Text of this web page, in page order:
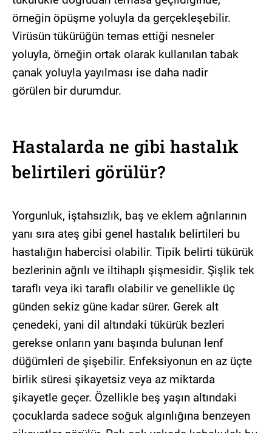
örneğin öpüşme yoluyla da gerçekleşebilir.
Virüsün tükürüğün temas ettiği nesneler
yoluyla, örneğin ortak olarak kullanılan tabak
çanak yoluyla yayılması ise daha nadir
görülen bir durumdur.
Hastalarda ne gibi hastalık
belirtileri görülür?
Yorgunluk, iştahsızlık, baş ve eklem ağrılarının
yanı sıra ateş gibi genel hastalık belirtileri bu
hastalığın habercisi olabilir. Tipik belirti tükürük
bezlerinin ağrılı ve iltihaplı şişmesidir. Şişlik tek
taraflı veya iki taraflı olabilir ve genellikle üç
günden sekiz güne kadar sürer. Gerek alt
çenedeki, yani dil altındaki tükürük bezleri
gerekse onların yanı başında bulunan lenf
düğümleri de şişebilir. Enfeksiyonun en az üçte
birlik süresi şikayetsiz veya az miktarda
şikayetle geçer. Özellikle beş yaşın altındaki
çocuklarda sadece soğuk algınlığına benzeyen